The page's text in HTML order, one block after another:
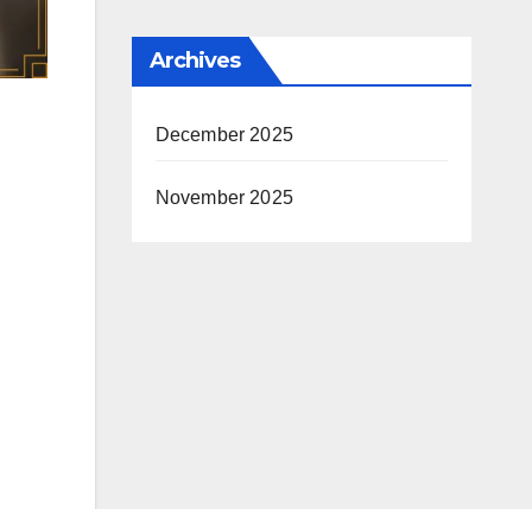
Archives
December 2025
November 2025